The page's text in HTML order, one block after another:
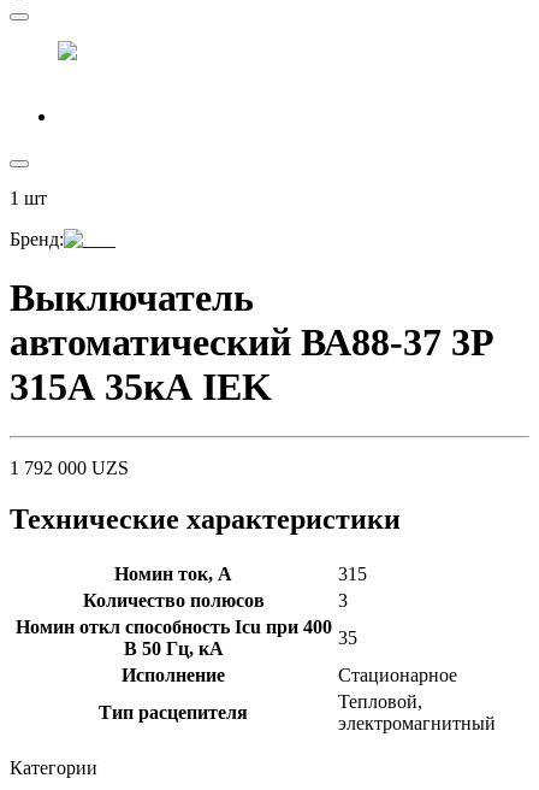
1 шт
Бренд:
Выключатель
автоматический ВА88-37 3Р
315А 35кА IEK
1 792 000 UZS
Технические характеристики
Номин ток, А
315
Количество полюсов
3
Номин откл способность Icu при 400
В 50 Гц, кА
35
Исполнение
Стационарное
Тип расцепителя
Тепловой,
электромагнитный
Категории